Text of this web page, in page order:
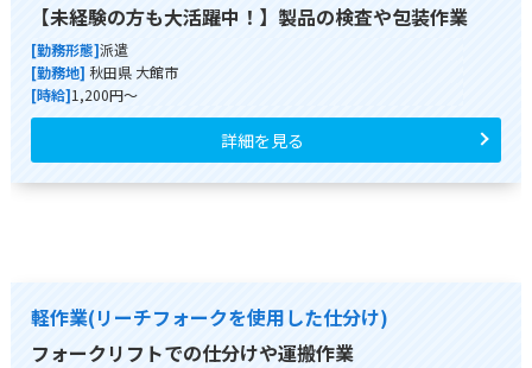
【未経験の方も大活躍中！】製品の検査や包装作業
[勤務形態]派遣
[勤務地] 秋田県 大館市
[時給]1,200円～
詳細を見る
軽作業(リーチフォークを使用した仕分け)
フォークリフトでの仕分けや運搬作業